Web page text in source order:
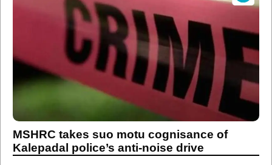
MSHRC takes suo motu cognisance of
Kalepadal police’s anti-noise drive